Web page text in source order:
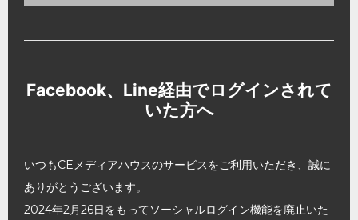
Facebook、Line経由でログインされて
いた方へ
いつもCEメディアハウスのサービスをご利用いただき、誠に
ありがとうございます。
2024年2月26日をもってソーシャルログイン機能を廃止いた